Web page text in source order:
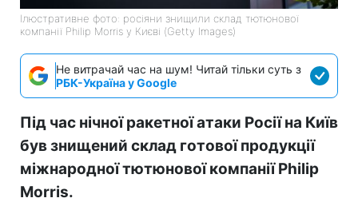
Ілюстративне фото: росіяни знищили склад тютюнової
компанії Philip Morris у Києві (Getty Images)
Не витрачай час на шум! Читай тільки суть з
РБК-Україна у Google
Під час нічної ракетної атаки Росії на Київ
був знищений склад готової продукції
міжнародної тютюнової компанії Philip
Morris.